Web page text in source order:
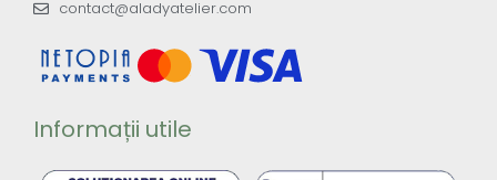
contact@aladyatelier.com
Informații utile